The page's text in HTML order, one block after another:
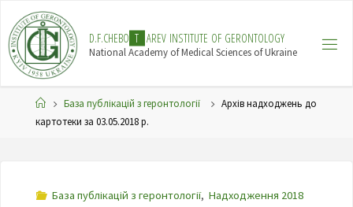
content
D.F.CHEBO T AREV INSTITUTE OF GERONTOL OGY
National Academy of Medical Sciences of Ukraine
HomeБаза публікацій з геронтології
Архів надходжень до
картотеки за 03.05.2018 р.
База публікацій з геронтології, Надходження 2018